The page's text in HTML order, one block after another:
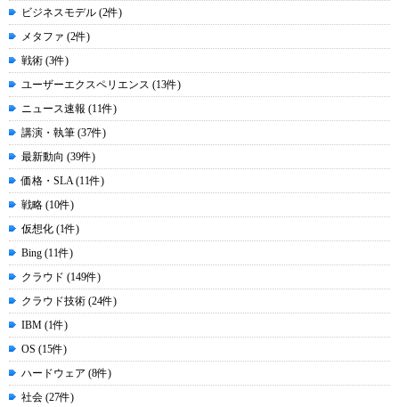
ビジネスモデル (2件)
メタファ (2件)
戦術 (3件)
ユーザーエクスペリエンス (13件)
ニュース速報 (11件)
講演・執筆 (37件)
最新動向 (39件)
価格・SLA (11件)
戦略 (10件)
仮想化 (1件)
Bing (11件)
クラウド (149件)
クラウド技術 (24件)
IBM (1件)
OS (15件)
ハードウェア (8件)
社会 (27件)